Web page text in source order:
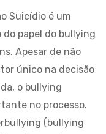
Suicídio é um
papel do bullying
Apesar de não
único na decisão
o bullying
no processo.
(bullying